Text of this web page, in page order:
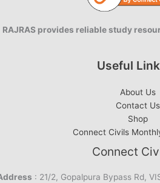
RAJRAS provides reliable study
Useful
About Us
Contact Us
Shop
Connect Civils
Connect
: 21/2, Gopalpura Bypass Rd,